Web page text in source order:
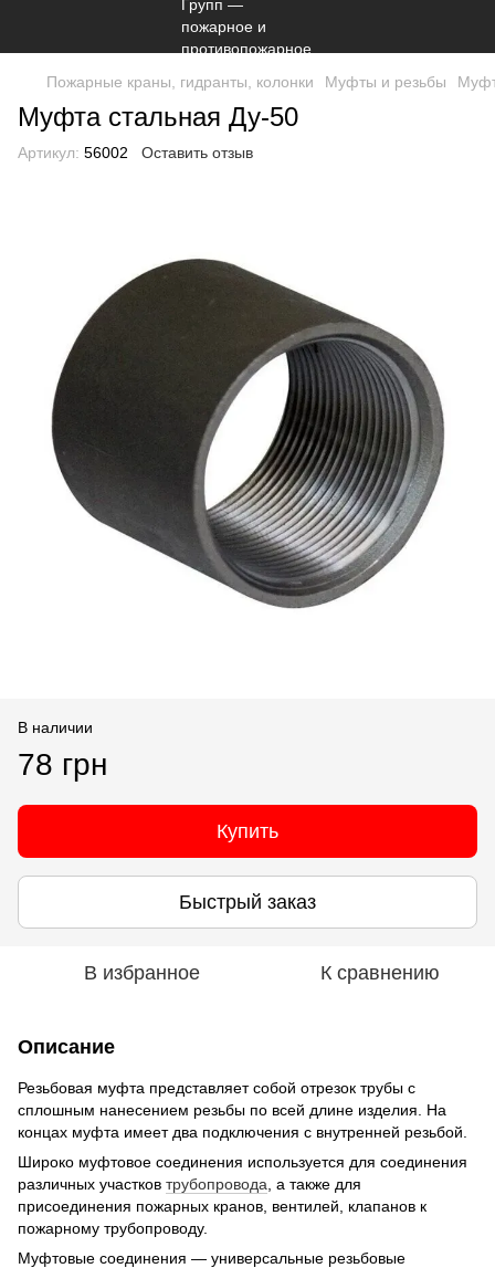
Пожарные краны, гидранты, колонки Муфты и резьбы
Муфта стальная Ду-50
Артикул: 56002 Оставить отзыв
В наличии
78 грн
Купить
Быстрый заказ
В избранное К сравнению
Описание
Резьбовая муфта представляет собой отрезок трубы с
сплошным нанесением резьбы по всей длине изделия. На
концах муфта имеет два подключения с внутренней резьбой.
Широко муфтовое соединения используется для соединения
различных участков трубопровода , а также для
присоединения пожарных кранов, вентилей, клапанов к
пожарному трубопроводу.
Муфтовые соединения — универсальные резьбовые